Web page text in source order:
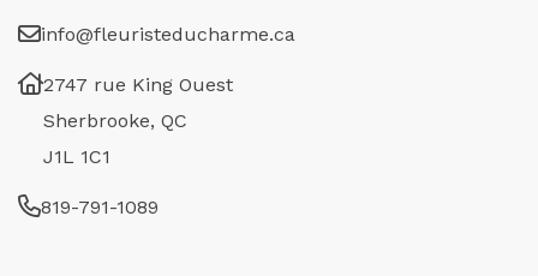
info@fleuristeducharme.ca
2747 rue King Ouest
Sherbrooke, QC
J1L 1C1
819-791-1089